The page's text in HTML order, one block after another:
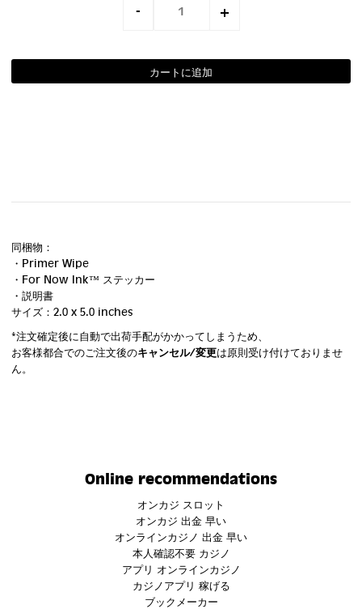
- +
同梱物：
・Primer Wipe
・For Now Ink ™ ステッカー
・説明書
サイズ：2.0 x 5.0 inches
*注文確定後に自動で出荷手配がかかってしまうため、
お客様都合でのご注文後のキャンセル/変更は原則受け付けておりませ
ん。
Online recommendations
オンカジ スロット
オンカジ 出金 早い
オンラインカジノ 出金 早い
本人確認不要 カジノ
アプリ オンラインカジノ
カジノアプリ 稼げる
ブックメーカー